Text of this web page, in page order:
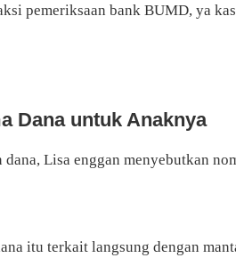
pemeriksaan bank BUMD, ya
Dana untuk Anaknya
Lisa enggan menyebutkan
itu terkait langsung dengan